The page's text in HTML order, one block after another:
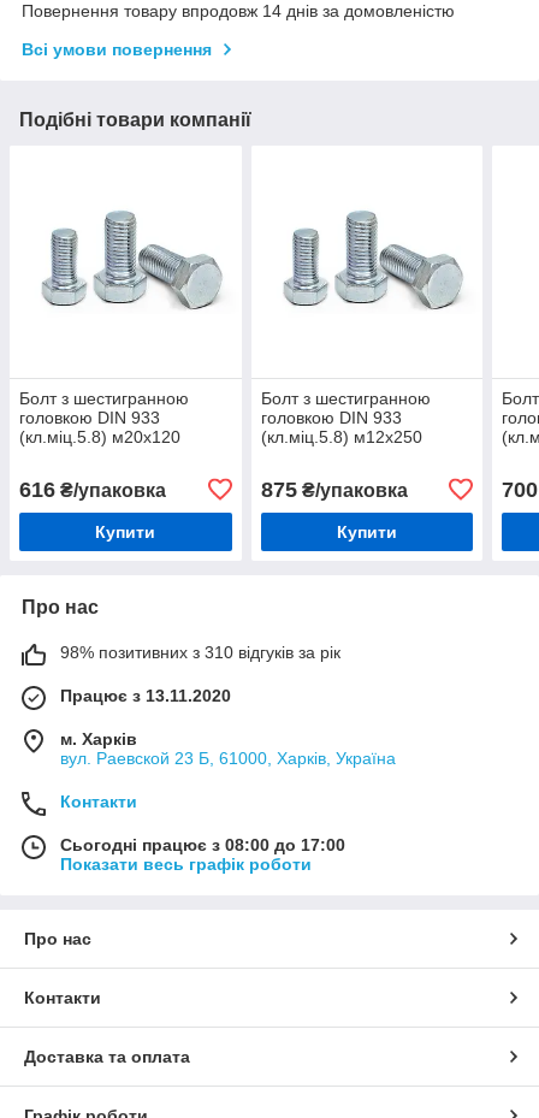
Повернення товару впродовж 14 днів за домовленістю
Всі умови повернення
Подібні товари компанії
Болт з шестигранною
головкою DIN 933
(кл.міц.5.8) м20х120
616 ₴/упаковка
Купити
Болт з шестигранною
головкою DIN 933
(кл.міц.5.8) м12х250
875₴/упаковка
Купити
700
Про нас
98% позитивних з 310 відгуків за рік
Працює з 13.11.2020
м. Харків
вул. Раевской 23 Б, 61000, Харків, Україна
Контакти
Сьогодні працює з 08:00 до 17:00
Показати весь графік роботи
Про нас
Контакти
Доставка та оплата